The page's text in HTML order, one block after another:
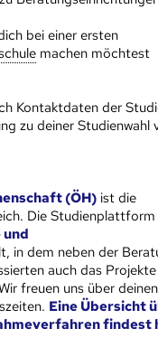
bei einer ersten
machen möchtest
Kontaktdaten der
zu deiner Studienwahl
(ÖH) ist die
Die
in dem neben der
auch das Projekte
freuen uns über deinen
Eine Übersicht
findest